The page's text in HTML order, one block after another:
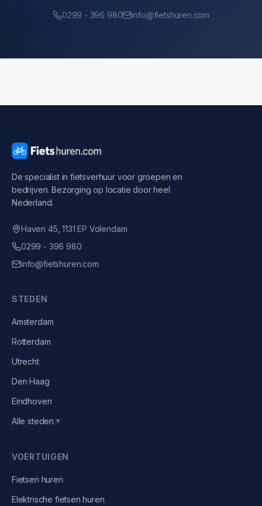
0299 - 396 980 info@fietshuren.com
De specialist in fietsverhuur voor groepen en
bedrijven. Bezorging op locatie door heel
Nederland.
Haven 45, 1131 EP Volendam
0299 - 396 980
info@fietshuren.com
STEDEN
Amsterdam
Rotterdam
Utrecht
Den Haag
Eindhoven
Alle steden
VOERTUIGEN
Fietsen huren
Elektrische fietsen huren